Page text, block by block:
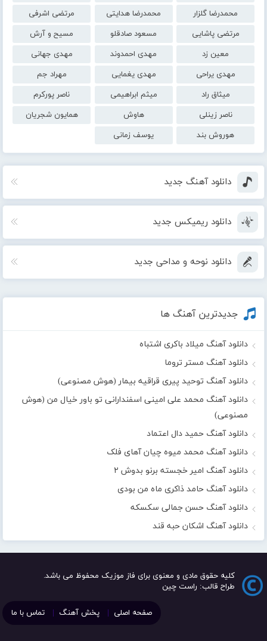
محمدرضا گلزار
محمدرضا هدایتی
مرتضی اشرفی
مرتضی پاشایی
مسعود صادقلو
مسیح و آرش
معین زد
مهدی احمدوند
مهدی جهانی
مهدی یراحی
مهدی یغمایی
مهراد جم
میثاق راد
میثم ابراهیمی
ناصر پورکرم
ناصر زینلی
هاوش
همایون شجریان
هوروش بند
یوسف زمانی
دانلود آهنگ جدید
دانلود ریمیکس جدید
دانلود نوحه و مداحی جدید
جدیدترین آهنگ ها
دانلود آهنگ میلاد باکری اشتباه
دانلود آهنگ مستر تروما
دانلود آهنگ توحید پیری قراقیه بیمار (هوش مصنوعی)
دانلود آهنگ محمد علی امینی اسفندارانی تو باور خیال من (هوش
مصنوعی)
دانلود آهنگ حمید دال اعتماد
دانلود آهنگ محمد میوه چیان آهای فلک
دانلود آهنگ امیر خجسته برنو بدوش ۲
دانلود آهنگ حامد ذاکری ماه من بودی
دانلود آهنگ حسن جمالی سکسکه
دانلود آهنگ اشکان حبه قند
کلیه حقوق مادی و معنوی برای فاز موزیک محفوظ می باشد.
طراح قالب: راست چین
صفحه اصلی پخش آهنگ تماس با ما